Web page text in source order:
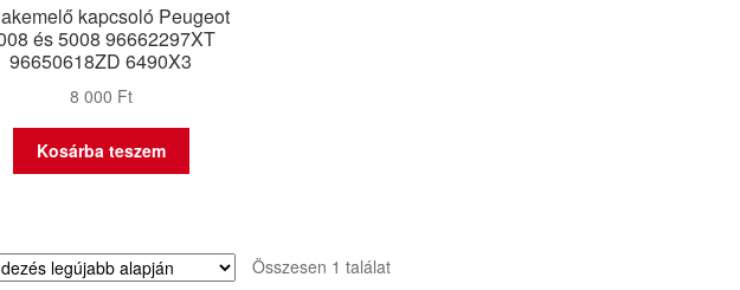
kapcsoló Peugeot
és 5008 96662297XT
96650618ZD 6490X3
8 000 Ft
Kosárba teszem
Összesen 1 találat